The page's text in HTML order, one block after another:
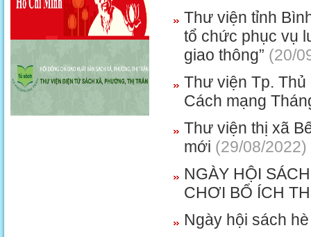
Thư viện tỉnh
tổ chức phục vụ
giao thông” (20/
Thư viện Tp.
Cách mạng
Thư viện thị xã
mới (29/08/2022)
NGÀY HỘI
CHƠI BỔ ÍCH
Ngày hội sách